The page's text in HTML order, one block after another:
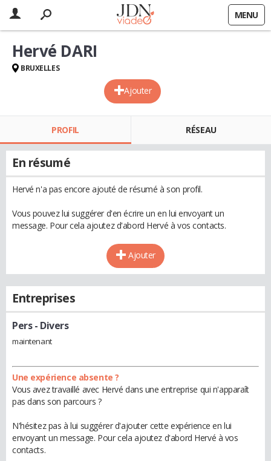
MENU
Ajouter
Hervé DARI
BRUXELLES
PROFIL RÉSEAU
En résumé
Hervé n'a pas encore ajouté de résumé à son profil.
Vous pouvez lui suggérer d'en écrire un en lui envoyant un
message. Pour cela ajoutez d'abord Hervé à vos contacts.
Ajouter
Entreprises
Pers- Divers
maintenant
Une expérience absente ?
Vous avez travaillé avec Hervé dans une entreprise qui n'apparaît
pas dans son parcours ?
N'hésitez pas à lui suggérer d'ajouter cette expérience en lui
envoyant un message. Pour cela ajoutez d'abord Hervé à vos
contacts.